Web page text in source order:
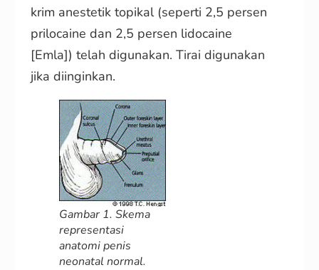
krim anestetik topikal (seperti 2,5 persen
prilocaine dan 2,5 persen lidocaine
[Emla]) telah digunakan. Tirai digunakan
jika diinginkan.
Gambar 1. Skema
representasi
anatomi penis
neonatal normal.